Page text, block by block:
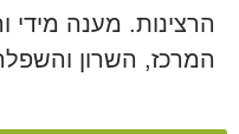
הרצינות. מענה מידי
המרכז, השרון